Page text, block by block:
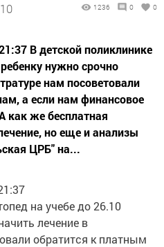
1236 0 0
В детской поликлинике
нужно срочно
нам посоветовали
а если нам финансовое
как же бесплатная
но еще и анализы
ЦРБ" на...
на учебе до 26.10
лечение в
обратится к платным